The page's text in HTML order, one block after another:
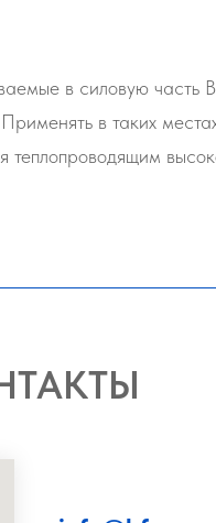
в силовую часть
в таких
теплопроводящим